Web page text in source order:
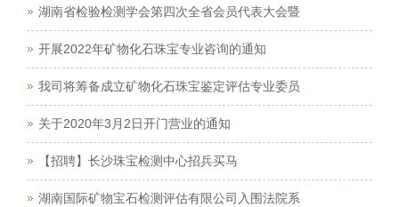
湖南省检验检测学会第四次全省会员代表大会暨
开展2022年矿物化石珠宝专业咨询的通知
我司将筹备成立矿物化石珠宝鉴定评估专业委员
关于2020年3月2日开门营业的通知
【招聘】长沙珠宝检测中心招兵买马
湖南国际矿物宝石检测评估有限公司入围法院系